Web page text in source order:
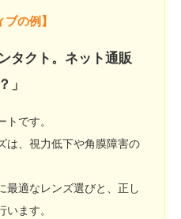
の例】
タクト。ネット通販
」
です。
は、視力低下や角膜障害の
最適なレンズ選びと、正し
ます。